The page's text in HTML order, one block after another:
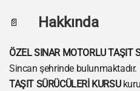
📄 Hakkında
ÖZEL SINAR MOTORLU TAŞIT
Sincan şehrinde bulunmaktadır.
TAŞIT SÜRÜCÜLERİ KURSU